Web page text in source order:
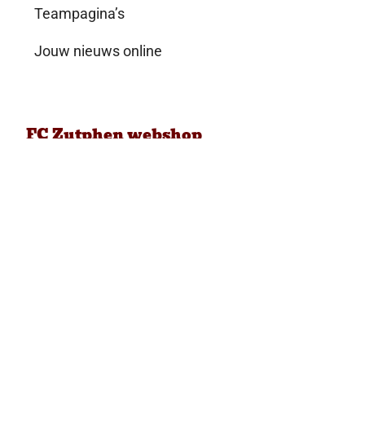
Teampagina’s
Jouw nieuws online
FC Zutphen webshop